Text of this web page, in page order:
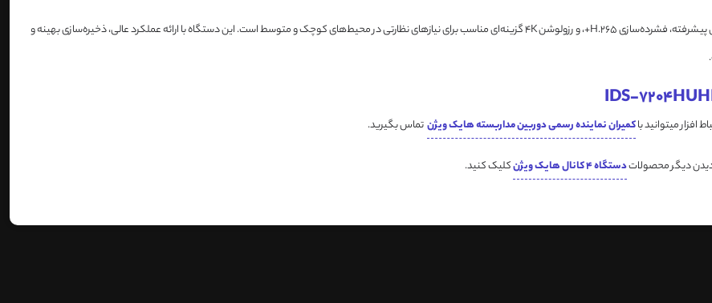
با قابلیت‌های نظارتی پیشرفته، فشرده‌سازی H.265+، و رزولوشن 4K گزینه‌ای مناسب برای نیازهای نظارتی در محیط‌های کوچک و متوسط است. این دستگاه با ارائه عملکرد عالی، ذخیره‌سازی بهینه و
کمیران نماینده رسمی دوربین مداربسته هایک ویژنتماس بگیرید.
دیگر محصولاتدستگاه 4 کانال هایک ویژن کلیک کنید.